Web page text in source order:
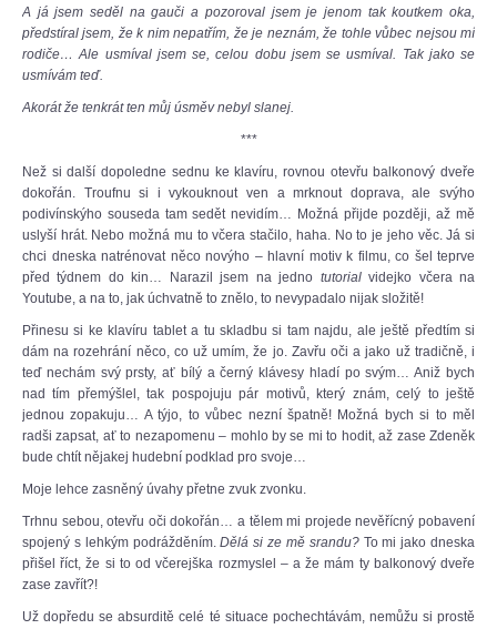
A já jsem seděl na gauči a pozoroval jsem je jenom tak koutkem oka,
předstíral jsem, že k nim nepatřím, že je neznám, že tohle vůbec nejsou mí
rodiče… Ale usmíval jsem se, celou dobu jsem se usmíval. Tak jako se
usmívám teď.
Akorát že tenkrát ten můj úsměv nebyl slanej.
***
Než si další dopoledne sednu ke klavíru, rovnou otevřu balkonový dveře
dokořán. Troufnu si i vykouknout ven a mrknout doprava, ale svýho
podivínskýho souseda tam sedět nevidím… Možná přijde později, až mě
uslyší hrát. Nebo možná mu to včera stačilo, haha. No to je jeho věc. Já si
chci dneska natrénovat něco novýho – hlavní motiv k filmu, co šel teprve
před týdnem do kin… Narazil jsem na jedno tutorialvidejko včera na
Youtube, a na to, jak úchvatně to znělo, to nevypadalo nijak složitě!
Přinesu si ke klavíru tablet a tu skladbu si tam najdu, ale ještě předtím si
dám na rozehrání něco, co už umím, že jo. Zavřu oči a jako už tradičně, i
teď nechám svý prsty, ať bílý a černý klávesy hladí po svým… Aniž bych
nad tím přemýšlel, tak pospojuju pár motivů, který znám, celý to ještě
jednou zopakuju… A týjo, to vůbec nezní špatně! Možná bych si to měl
radši zapsat, ať to nezapomenu – mohlo by se mi to hodit, až zase Zdeněk
bude chtít nějakej hudební podklad pro svoje…
Moje lehce zasněný úvahy přetne zvuk zvonku.
Trhnu sebou, otevřu oči dokořán… a tělem mi projede nevěřícný pobavení
spojený s lehkým podrážděním.Dělá si ze mě srandu?To mi jako dneska
přišel říct, že si to od včerejška rozmyslel – a že mám ty balkonový dveře
zase zavřít?!
Už dopředu se absurditě celé té situace pochechtávám, nemůžu si prostě